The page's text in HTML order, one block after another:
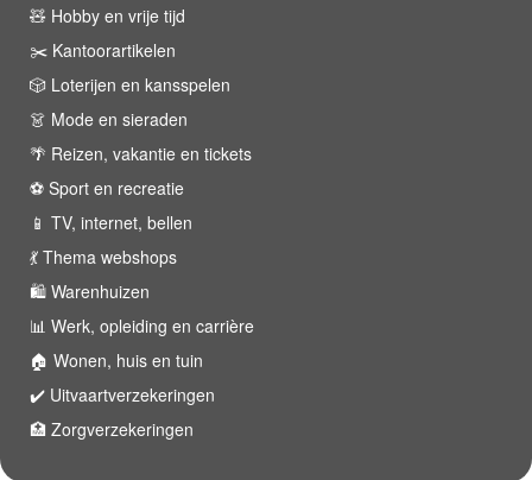
🧸 Hobby en vrije tijd
✂️ Kantoorartikelen
🎲 Loterijen en kansspelen
👗 Mode en sieraden
🌴 Reizen, vakantie en tickets
⚽️ Sport en recreatie
📱 TV, internet, bellen
💃 Thema webshops
🛍 Warenhuizen
📊 Werk, opleiding en carrière
🏠 Wonen, huis en tuin
✔️ Uitvaartverzekeringen
🏥 Zorgverzekeringen